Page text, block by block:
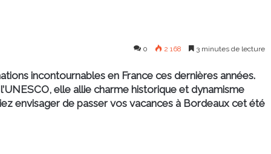
0 2 168 3 minutes de lecture
incontournables en France ces dernières années.
elle allie charme historique et dynamisme
envisager de passer vos vacances à Bordeaux cet été